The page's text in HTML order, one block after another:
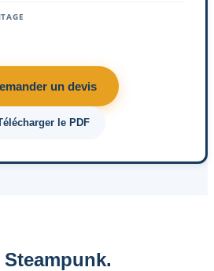
un devis
le PDF